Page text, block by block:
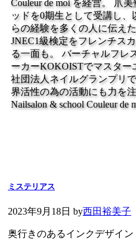
Couleur de moi を経営。 爪
ッドを0期生として受講し
らの経験を多くの人に伝え
JNEC1級検定をフレンチス
る一面も。 バーチャルフレ
ーカーKOKOISTでマスタ
社団法人ネイルグランプリ
界活性の為の活動にも力を
Nailsalon & school Couleur de
ミステリアス
2023年9月18日 by西田裕美子
奥行きのあるインクデザイン